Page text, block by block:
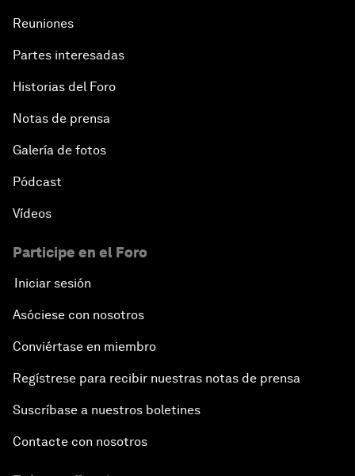
Reuniones
Partes interesadas
Historias del Foro
Notas de prensa
Galería de fotos
Pódcast
Vídeos
Participe en el Foro
Iniciar sesión
Asóciese con nosotros
Conviértase en miembro
Regístrese para recibir nuestras notas de prensa
Suscríbase a nuestros boletines
Contacte con nosotros